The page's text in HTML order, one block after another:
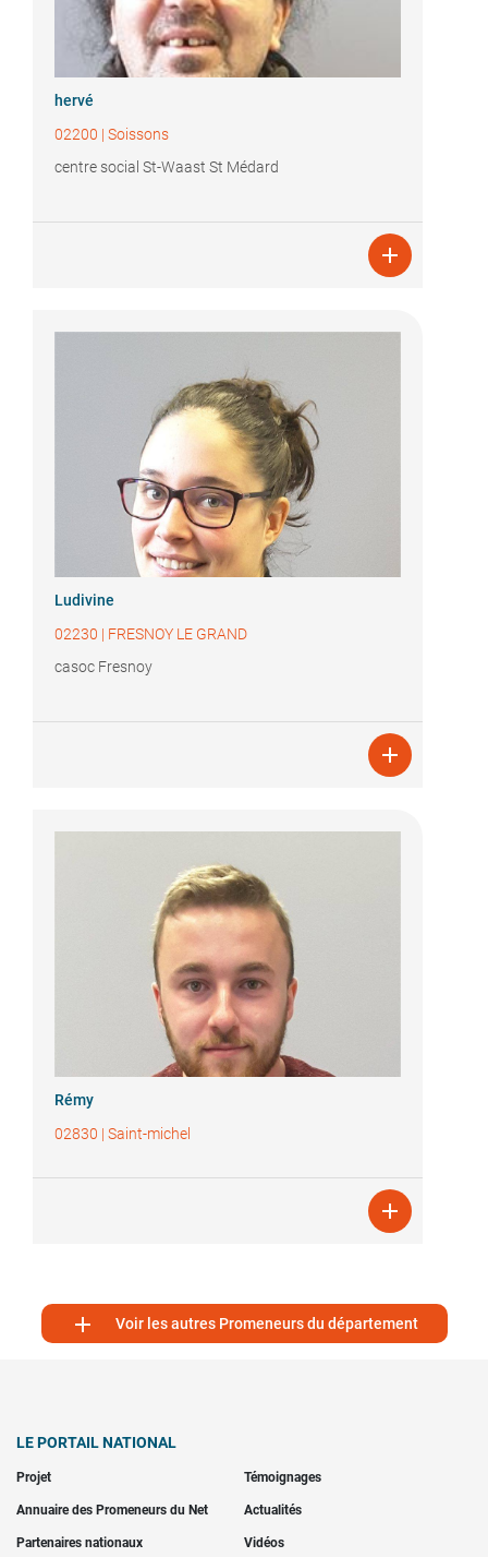
hervé
02200 | Soissons
centre social St-Waast St Médard

Ludivine
02230 | FRESNOY LE GRAND
casoc Fresnoy

Rémy
02830 | Saint-michel

 Voir les autres Promeneurs du département
LE PORTAIL NATIONAL
Projet Témoignages
Annuaire des Promeneurs du Net Actualités
Partenaires nationaux Vidéos